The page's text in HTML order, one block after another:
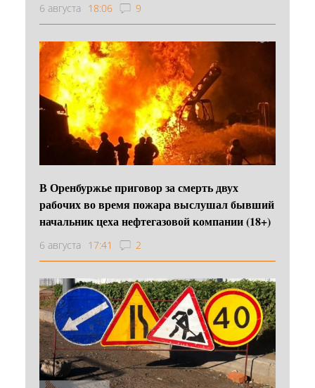
6 августа 18:06 9
В Оренбуржье приговор за смерть двух
рабочих во время пожара выслушал бывший
начальник цеха нефтегазовой компании (18+)
6 августа 17:41 2